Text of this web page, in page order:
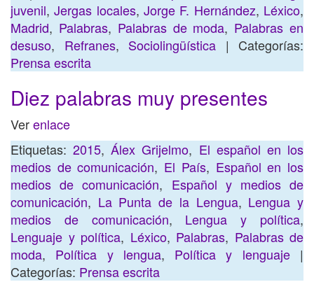
juvenil,Jergas locales,Jorge F. Hernández, Léxico,
Madrid, Palabras, Palabras de moda, Palabras en
desuso, Refranes, Sociolingüística | Categorías:
Prensa escrita
Diez palabras muy presentes
Verenlace
Etiquetas:2015,Álex Grijelmo, El español en los
medios de comunicación, El País, Español en los
medios de comunicación, Español y medios de
comunicación, La Punta de la Lengua, Lengua y
medios de comunicación, Lengua y política,
Lenguaje y política, Léxico, Palabras, Palabras de
moda, Política y lengua, Política y lenguaje|
Categorías: Prensa escrita